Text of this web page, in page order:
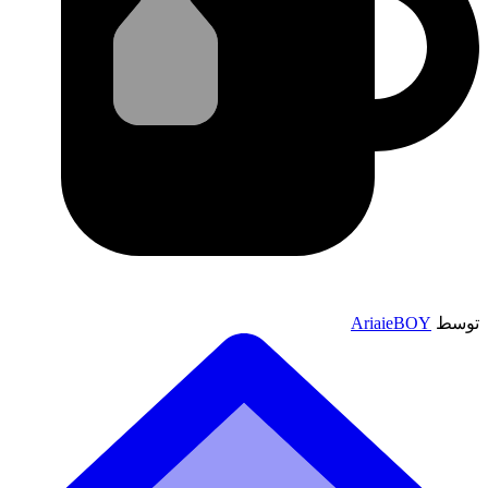
توسطAriaieBOY